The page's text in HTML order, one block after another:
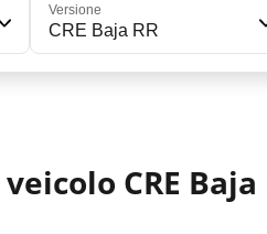
Versione
CRE Baja RR
CRE Baja